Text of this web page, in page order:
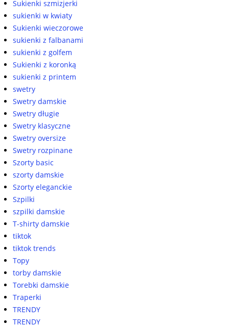
Sukienki szmizjerki
sukienki w kwiaty
Sukienki wieczorowe
sukienki z falbanami
sukienki z golfem
Sukienki z koronką
sukienki z printem
swetry
Swetry damskie
Swetry długie
Swetry klasyczne
Swetry oversize
Swetry rozpinane
Szorty basic
szorty damskie
Szorty eleganckie
Szpilki
szpilki damskie
T-shirty damskie
tiktok
tiktok trends
Topy
torby damskie
Torebki damskie
Traperki
TRENDY
TRENDY